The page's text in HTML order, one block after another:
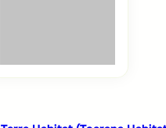
Terre Habitat (Toerana Habitat)